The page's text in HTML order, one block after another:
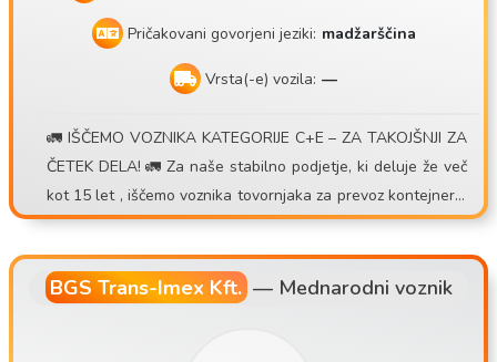
Pričakovani govorjeni jeziki: madžarščina
Vrsta(-e) vozila: —
🚛 IŠČEMO VOZNIKA KATEGORIJE C+E – ZA TAKOJŠNJI ZA
ČETEK DELA! 🚛 Za naše stabilno podjetje, ki deluje že več
kot 15 let , iščemo voznika tovornjaka za prevoz kontejnerje
v za dnevno ali tedensko delo . 💰 Kaj ponujamo: • Možnost
zaslužka 30.000 – 40.000 Ft/dan • Sistem premij za prevoze
• Dodatno dnevno nadomestilo za manjše mednarodne pre
voze • Dodatno nadomestilo v primeru dveh voženj na dan
BGS Trans-Imex Kft.— Mednarodni voznik